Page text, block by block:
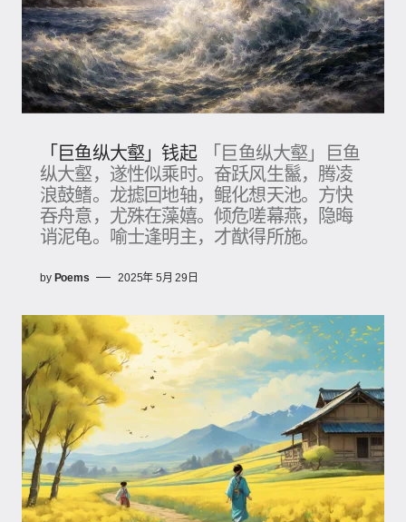
「巨鱼纵大壑」钱起
「巨鱼纵大壑」巨鱼
纵大壑，遂性似乘时。奋跃风生鬣，腾凌
浪鼓鳍。龙摅回地轴，鲲化想天池。方快
吞舟意，尤殊在藻嬉。倾危嗟幕燕，隐晦
诮泥龟。喻士逢明主，才猷得所施。
by Poems 2025年 5月 29日